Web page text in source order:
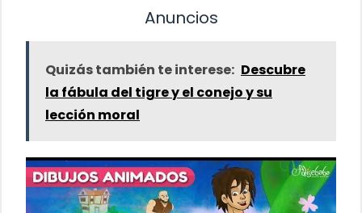
Anuncios
Quizás también te interese: Descubre
la fábula del tigre y el conejo y su
lección moral